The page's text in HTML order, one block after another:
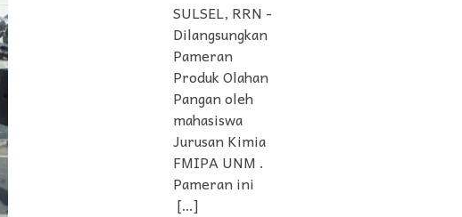
SULSEL, RRN -
Dilangsungkan
Pameran
Produk Olahan
Pangan oleh
mahasiswa
Jurusan Kimia
FMIPA UNM .
Pameran ini
[…]